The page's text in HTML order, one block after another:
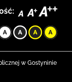
w Gostyninie